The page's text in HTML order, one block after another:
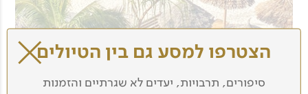
הצטרפו למסע גם בין הטיולים
סיפורים, תרבויות, יעדים לא שגרתיים והזמנות